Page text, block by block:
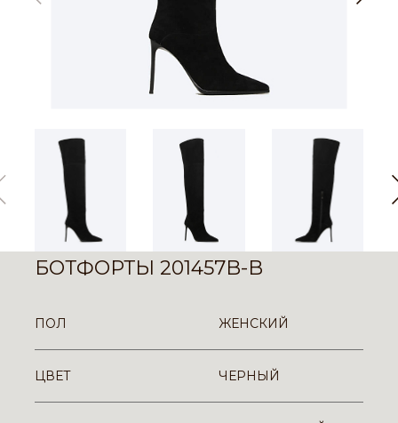
БОТФОРТЫ 201457B-B
ПОЛ ЖЕНСКИЙ
ЦВЕТ ЧЕРНЫЙ